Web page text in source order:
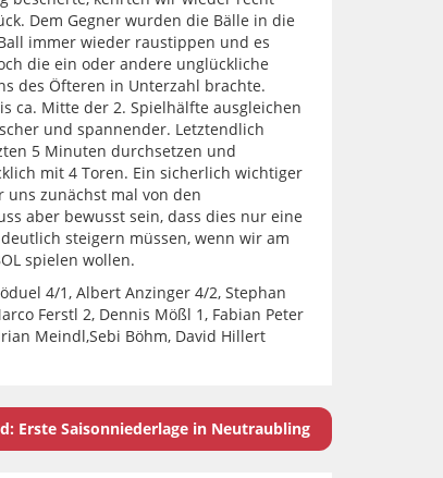
Dem Gegner wurden die Bälle in die
immer wieder raustippen und es
die ein oder andere unglückliche
des Öfteren in Unterzahl brachte.
ca. Mitte der 2. Spielhälfte ausgleichen
und spannender. Letztendlich
5 Minuten durchsetzen und
mit 4 Toren. Ein sicherlich wichtiger
uns zunächst mal von den
aber bewusst sein, dass dies nur eine
steigern müssen, wenn wir am
spielen wollen.
4/1, Albert Anzinger 4/2, Stephan
Ferstl 2, Dennis Mößl 1, Fabian Peter
Meindl,Sebi Böhm, David Hillert
Erste Saisonniederlage in Neutraubling